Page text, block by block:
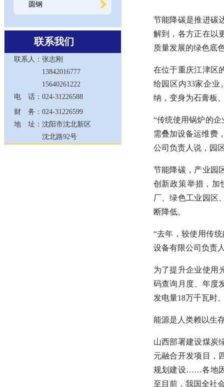
圆钢
联系我们
联系人： 张志刚
13842016777
15640261222
电 话： 024-31226588
财 务： 024-31226599
地 址： 沈阳市沈北新区
沈北路92号
节能降碳是推进碳
解到，各方正在以
质量发展的绿色底
在位于重庆江津区
给园区内33家企
纳，变身为石膏板
“传统使用锅炉的
需叠加设备运维费
公司负责人说，园
节能降碳，产业园
创新政策举措，加
厂、绿色工业园区
断降低。
“去年，较使用传
设备有限公司负责
为了提升企业使用
码查询月度、年度
发电量18万千瓦时
能源是人类赖以生
山西部署建设煤炭
元融合开发项目，
规划建设……各地
至目前，我国全社